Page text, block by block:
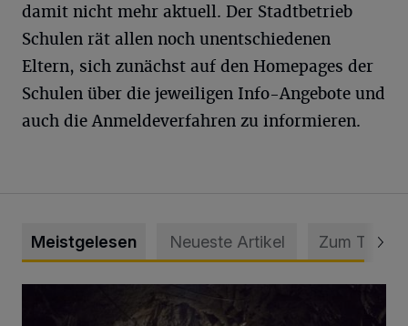
damit nicht mehr aktuell. Der Stadtbetrieb
Schulen rät allen noch unentschiedenen
Eltern, sich zunächst auf den Homepages der
Schulen über die jeweiligen Info-Angebote und
auch die Anmeldeverfahren zu informieren.
Meistgelesen Neueste Artikel Zum Thema